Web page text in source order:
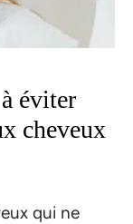
éviter
cheveux
qui ne